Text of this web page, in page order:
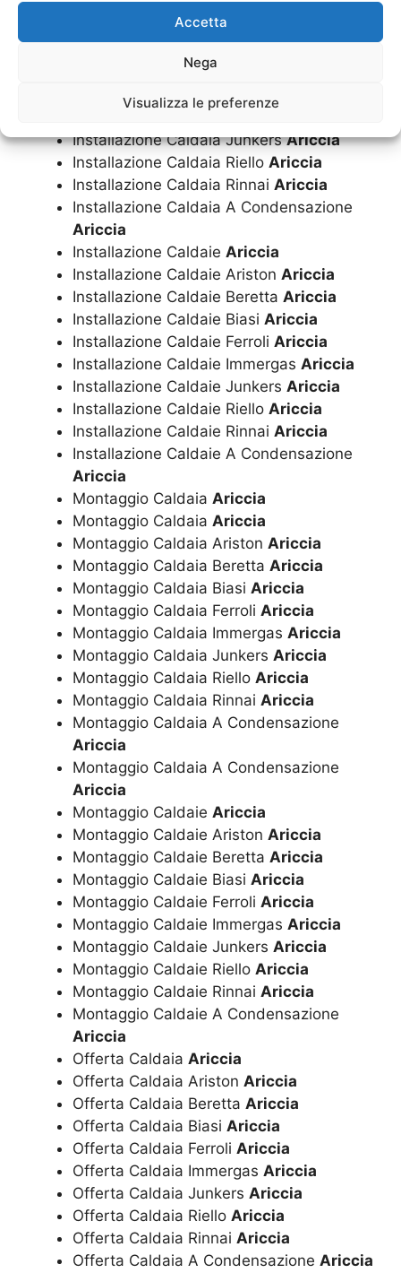
Accetta
Nega
Visualizza le preferenze
Installazione CaldaiaAriccia
Installazione Caldaia Ariston
Installazione Caldaia Biasi
Installazione Caldaia Ferroli Ariccia
Installazione Caldaia JunkersAriccia
Installazione Caldaia Riello Ariccia
Installazione Caldaia Rinnai Ariccia
Installazione Caldaia A Condensazione
Ariccia
Installazione Caldaie Ariccia
Installazione Caldaie Ariston Ariccia
Installazione Caldaie Beretta Ariccia
Installazione Caldaie Biasi Ariccia
Installazione Caldaie Ferroli Ariccia
Installazione Caldaie Immergas Ariccia
Installazione Caldaie Junkers Ariccia
Installazione Caldaie Riello Ariccia
Installazione Caldaie Rinnai Ariccia
Installazione Caldaie A Condensazione
Ariccia
Montaggio Caldaia Ariccia
Montaggio Caldaia Ariccia
Montaggio Caldaia Ariston Ariccia
Montaggio Caldaia Beretta Ariccia
Montaggio Caldaia Biasi Ariccia
Montaggio Caldaia Ferroli Ariccia
Montaggio Caldaia Immergas Ariccia
Montaggio Caldaia Junkers Ariccia
Montaggio Caldaia Riello Ariccia
Montaggio Caldaia Rinnai Ariccia
Montaggio Caldaia A Condensazione
Ariccia
Montaggio Caldaia A Condensazione
Ariccia
Montaggio Caldaie Ariccia
Montaggio Caldaie Ariston Ariccia
Montaggio Caldaie Beretta Ariccia
Montaggio Caldaie Biasi Ariccia
Montaggio Caldaie Ferroli Ariccia
Montaggio Caldaie Immergas Ariccia
Montaggio Caldaie Junkers Ariccia
Montaggio Caldaie Riello Ariccia
Montaggio Caldaie Rinnai Ariccia
Montaggio Caldaie A Condensazione
Ariccia
Offerta Caldaia Ariccia
Offerta Caldaia Ariston Ariccia
Offerta Caldaia Beretta Ariccia
Offerta Caldaia Biasi Ariccia
Offerta Caldaia Ferroli Ariccia
Offerta Caldaia Immergas Ariccia
Offerta Caldaia Junkers Ariccia
Offerta Caldaia Riello Ariccia
Offerta Caldaia Rinnai Ariccia
Offerta Caldaia A Condensazione Ariccia